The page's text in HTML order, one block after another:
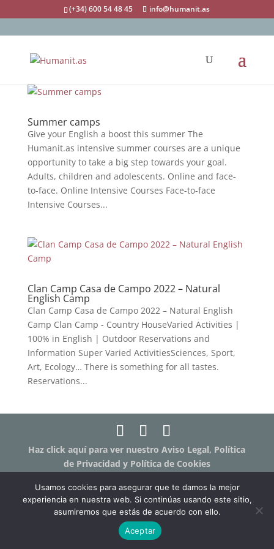
(+34) 600 54 48 45 info@humanit.as
Summer camps
Give your English a boost this summer The
Humanit.as intensive summer courses are a unique
opportunity to take a big step towards your goal.
Adults, children and adolescents. Online and face-
to-face. Online Intensive Courses Face-to-face
Intensive Courses...
Clan Camp Casa de Campo 2022 – Natural
English Camp
Clan Camp Casa de Campo 2022 – Natural English
Camp Clan Camp - Country HouseVaried Activities |
100% in English | Outdoor Reservations and
Information Super Varied ActivitiesSciences, Sport,
Art, Ecology… There is something for all tastes.
Reservations...
Haz click aquí para ver nuestro Aviso Legal, Política
de Privacidad y Política de Cookies
de las clases online "Humanit.as Online"
Usamos cookies para asegurar que te damos la mejor
experiencia en nuestra web. Si continúas usando este sitio,
asumiremos que estás de acuerdo con ello.
Aceptar